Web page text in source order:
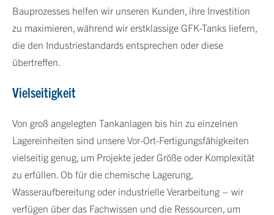
Bauprozesses helfen wir unseren Kunden, ihre Investition
zu maximieren, während wir erstklassige GFK-Tanks liefern,
die den Industriestandards entsprechen oder diese
übertreffen.
Vielseitigkeit
Von groß angelegten Tankanlagen bis hin zu einzelnen
Lagereinheiten sind unsere Vor-Ort-Fertigungsfähigkeiten
vielseitig genug, um Projekte jeder Größe oder Komplexität
zu erfüllen. Ob für die chemische Lagerung,
Wasseraufbereitung oder industrielle Verarbeitung – wir
verfügen über das Fachwissen und die Ressourcen, um